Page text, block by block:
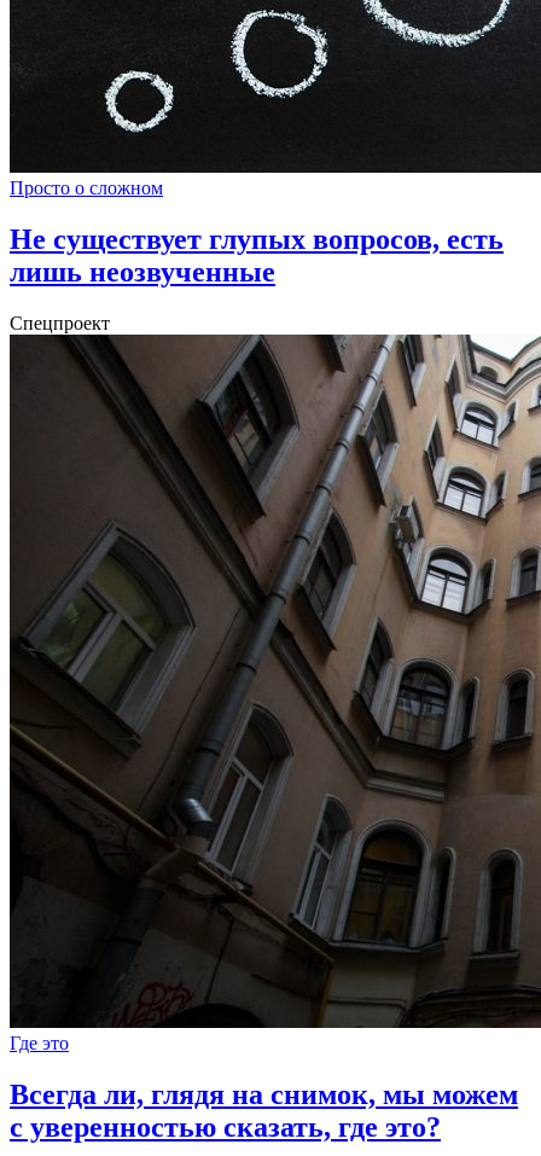
Просто о сложном
Не существует глупых вопросов, есть
лишь неозвученные
Спецпроект
Где это
Всегда ли, глядя на снимок, мы можем
с уверенностью сказать, где это?